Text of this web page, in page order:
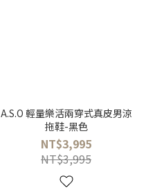
A.S.O 輕量樂活兩穿式真皮男涼
拖鞋-黑色
NT$3,995
NT$3,995